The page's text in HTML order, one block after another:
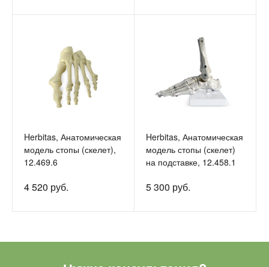
Herbitas, Анатомическая
модель стопы (скелет),
12.469.6
4 520 руб.
Herbitas, Анатомическая
модель стопы (скелет)
на подставке, 12.458.1
5 300 руб.